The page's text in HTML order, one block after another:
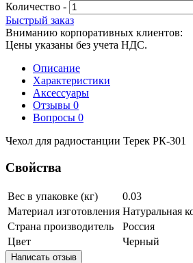
Количество -
Быстрый заказ
Вниманию корпоративных клиентов:
Цены указаны без учета НДС.
Описание
Характеристики
Аксессуары
Отзывы 0
Вопросы 0
Чехол для радиостанции Терек РК-301
Свойства
Вес в упаковке (кг)
0.03
Материал изготовления Натуральная
Страна производитель
Россия
Цвет
Черный
Написать отзыв